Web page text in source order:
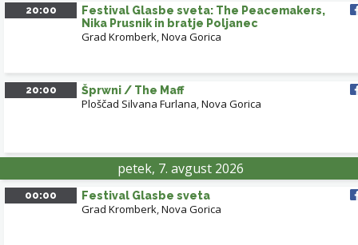
20:00
Festival Glasbe sveta: The Peacemakers,
Nika Prusnik in bratje Poljanec
Grad Kromberk,Nova Gorica
20:00 Šprwni / The Maff
Ploščad Silvana Furlana,Nova Gorica
petek, 7. avgust 2026
00:00 Festival Glasbe sveta
Grad Kromberk,Nova Gorica